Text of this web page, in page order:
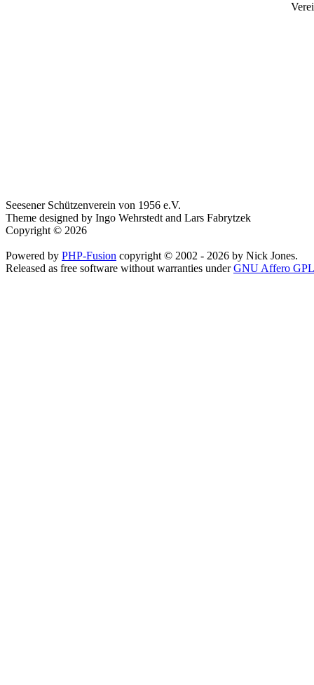
Seesener Schützenverein von 1956 e.V.
Theme designed by Ingo Wehrstedt and Lars Fabrytzek
Copyright © 2026
Powered by PHP-Fusion copyright © 2002 - 2026 by Nick Jones.
Released as free software without warranties underGNU Affero GPL